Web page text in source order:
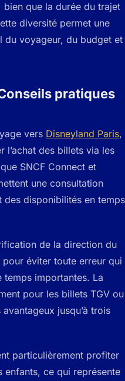
que la durée du trajet
diversité permet une
voyageur, du budget et
pratiques
vers Disneyland Paris,
l’achat des billets via les
SNCF Connect et
une consultation
disponibilités en temps
de la direction du
pour éviter toute erreur qui
temps importantes. La
pour les billets TGV ou
jusqu’à trois
particulièrement profiter
enfants, ce qui représente